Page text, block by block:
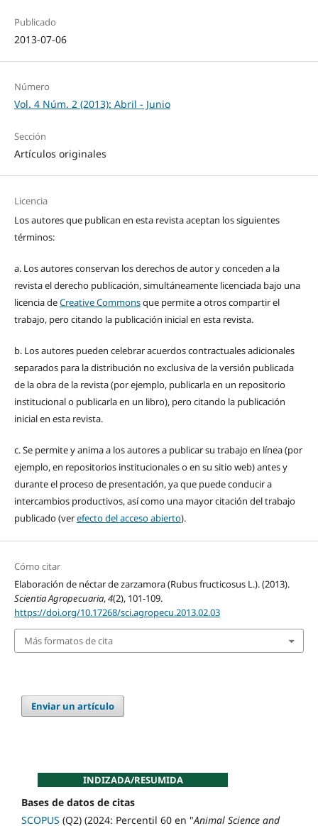
Publicado
2013-07-06
Número
Vol. 4 Núm. 2 (2013): Abril - Junio
Sección
Artículos originales
Licencia
Los autores que publican en esta revista aceptan los siguientes
términos:
a. Los autores conservan los derechos de autor y conceden a la
revista el derecho publicación, simultáneamente licenciada bajo una
licencia deCreative Commonsque permite a otros compartir el
trabajo, pero citando la publicación inicial en esta revista.
b. Los autores pueden celebrar acuerdos contractuales adicionales
separados para la distribución no exclusiva de la versión publicada
de la obra de la revista (por ejemplo, publicarla en un repositorio
institucional o publicarla en un libro), pero citando la publicación
inicial en esta revista.
c. Se permite y anima a los autores a publicar su trabajo en línea (por
ejemplo, en repositorios institucionales o en su sitio web) antes y
durante el proceso de presentación, ya que puede conducir a
intercambios productivos, así como una mayor citación del trabajo
publicado (verefecto del acceso abierto).
Cómo citar
Elaboración de néctar de zarzamora (Rubus fructicosus L.). (2013).
Scientia Agropecuaria,4(2), 101-109.
https://doi.org/10.17268/sci.agropecu.2013.02.03
Más formatos de cita
Enviar un artículo
INDIZADA/RESUMIDA
Bases de datos de citas
SCOPUS (Q2) (2024: Percentil 60 en "Animal Science and